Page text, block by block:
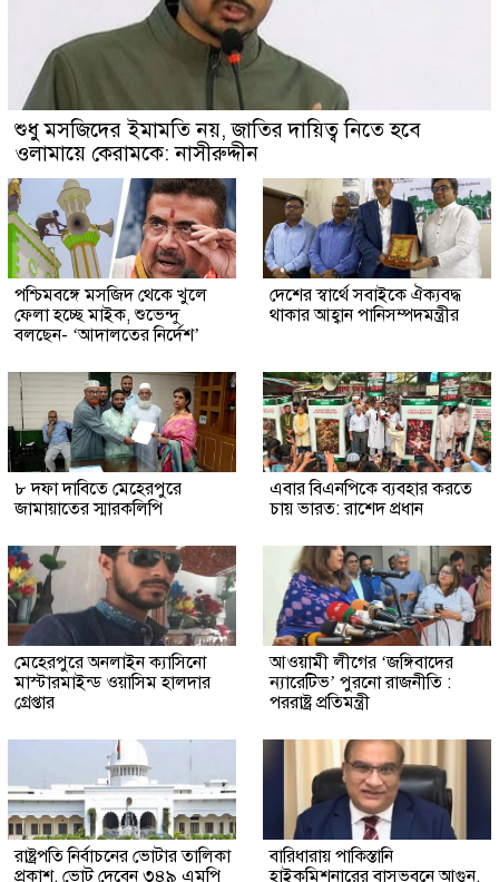
শুধু মসজিদের ইমামতি নয়, জাতির দায়িত্ব নিতে হবে
ওলামায়ে কেরামকে: নাসীরুদ্দীন
পশ্চিমবঙ্গে মসজিদ থেকে খুলে
ফেলা হচ্ছে মাইক, শুভেন্দু
বলছেন- ‘আদালতের নির্দেশ’
দেশের স্বার্থে সবাইকে ঐক্যবদ্ধ
থাকার আহ্বান পানিসম্পদমন্ত্রীর
৮ দফা দাবিতে মেহেরপুরে
জামায়াতের স্মারকলিপি
এবার বিএনপিকে ব্যবহার করতে
চায় ভারত: রাশেদ প্রধান
মেহেরপুরে অনলাইন ক্যাসিনো
মাস্টারমাইন্ড ওয়াসিম হালদার
গ্রেপ্তার
আওয়ামী লীগের ‘জঙ্গিবাদের
ন্যারেটিভ’ পুরনো রাজনীতি :
পররাষ্ট্র প্রতিমন্ত্রী
রাষ্ট্রপতি নির্বাচনের ভোটার তালিকা
প্রকাশ, ভোট দেবেন ৩৪৯ এমপি
বারিধারায় পাকিস্তানি
হাইকমিশনারের বাসভবনে আগুন,